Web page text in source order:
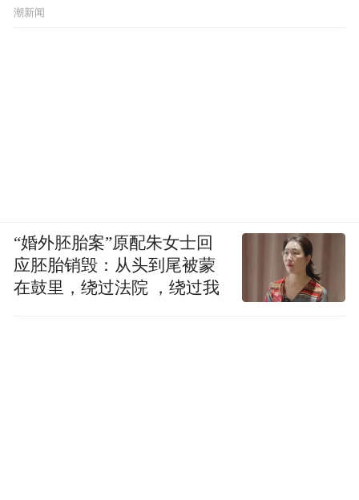
店收缩进程。据窄门餐眼数据显示，2024 年
潮新闻
“婚外胚胎案”原配朱女士回
应胚胎销毁：从头到尾被蒙
在鼓里，绕过法院 ，绕过我